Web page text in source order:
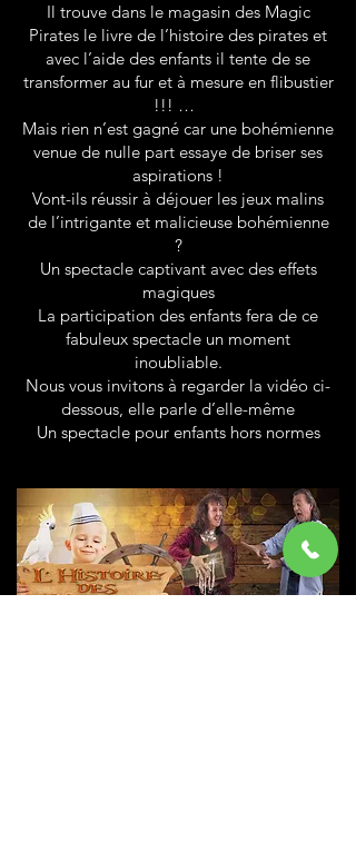
Il trouve dans le magasin des Magic
Pirates le livre de l’histoire des pirates et
avec l’aide des enfants il tente de se
transformer au fur et à mesure en flibustier
!!! …
Mais rien n’est gagné car une bohémienne
venue de nulle part essaye de briser ses
aspirations !
Vont-ils réussir à déjouer les jeux malins
de l’intrigante et malicieuse bohémienne
?
Un spectacle captivant avec des effets
magiques
La participation des enfants fera de ce
fabuleux spectacle un moment
inoubliable.
Nous vous invitons à regarder la vidéo ci-
dessous, elle parle d’elle-même
Un spectacle pour enfants hors normes